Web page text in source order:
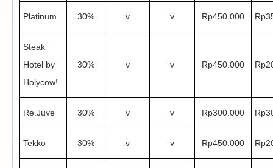
Platinum 30% v v Rp450.000
Steak
Hotel by
Holycow!
30% v v Rp450.000
Re.Juve 30% v v Rp300.000
Tekko 30% v v Rp450.000